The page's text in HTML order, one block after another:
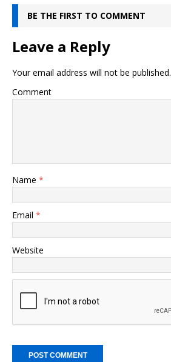
BE THE FIRST TO COMMENT
Leave a Reply
Your email address will not be published.
Comment
Name *
Email *
Website